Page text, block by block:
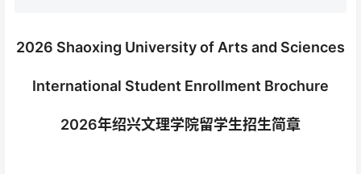
2026 Shaoxing University of Arts and Sciences
International Student Enrollment Brochure
2026年绍兴文理学院留学生招生简章